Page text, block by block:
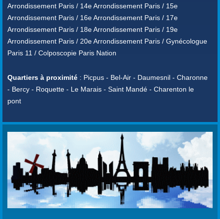
Arrondissement Paris / 14e Arrondissement Paris / 15e
Arrondissement Paris / 16e Arrondissement Paris / 17e
Arrondissement Paris / 18e Arrondissement Paris / 19e
Arrondissement Paris / 20e Arrondissement Paris / Gynécologue
Paris 11 / Colposcopie Paris Nation
Quartiers à proximité : Picpus - Bel-Air - Daumesnil - Charonne
- Bercy - Roquette - Le Marais - Saint Mandé - Charenton le
pont